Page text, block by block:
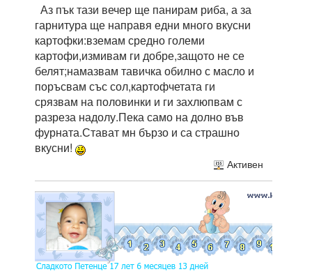
Аз пък тази вечер ще панирам риба, а за
гарнитура ще направя едни много вкусни
картофки:вземам средно големи
картофи,измивам ги добре,защото не се
белят;намазвам тавичка обилно с масло и
поръсвам със сол,картофчетата ги
срязвам на половинки и ги захлюпвам с
разреза надолу.Пека само на долно във
фурната.Стават мн бързо и са страшно
вкусни!
Активен